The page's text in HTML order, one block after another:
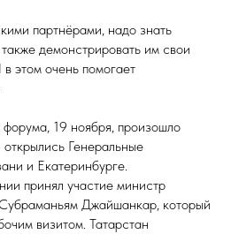
партнёрами, надо знать
демонстрировать им свои
этом очень помогает
19 ноября, произошло
Генеральные
и Екатеринбурге.
принял участие министр
Джайшанкар, который
визитом. Татарстан